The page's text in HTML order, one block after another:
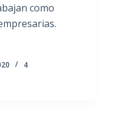
como
4